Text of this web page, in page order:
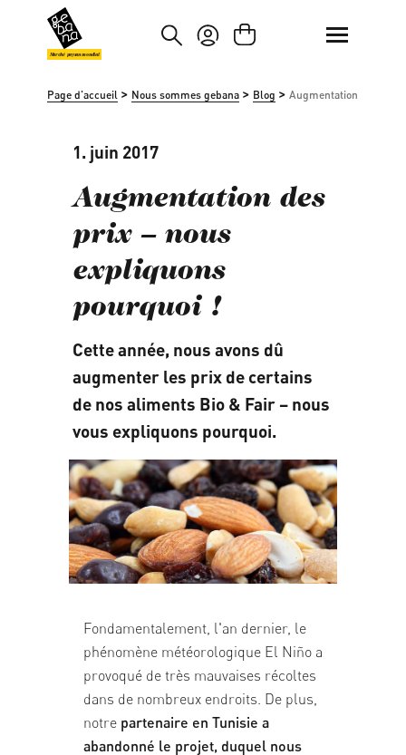
au contenu principal
Passer à la recherche
Marché paysan mondial
Page d'accueil > Nous sommes gebana > Blog > Augmentation des prix
1. juin 2017
Augmentation des
prix – nous
expliquons
pourquoi !
Cette année, nous avons dû
augmenter les prix de certains
de nos aliments Bio & Fair – nous
vous expliquons pourquoi.
Fondamentalement, l'an dernier, le
phénomène météorologique El Niño a
provoqué de très mauvaises récoltes
dans de nombreux endroits. De plus,
notre partenaire en Tunisie a
abandonné le projet, duquel nous